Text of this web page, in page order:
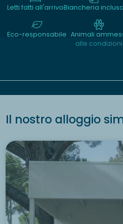
Letti fatti all'arrivoBiancheria inclusa
Eco-responsabile Animali
alle condizioni
Il nostro alloggio